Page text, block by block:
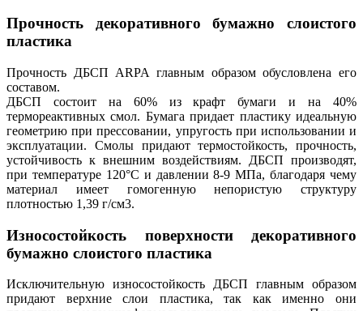
Прочность декоративного бумажно слоистого
пластика
Прочность ДБСП ARPA главным образом обусловлена его
составом.
ДБСП состоит на 60% из крафт бумаги и на 40%
термореактивных смол. Бумага придает пластику идеальную
геометрию при прессовании, упругость при использовании и
эксплуатации. Смолы придают термостойкость, прочность,
устойчивость к внешним воздействиям. ДБСП производят,
при температуре 120°C и давлении 8-9 МПа, благодаря чему
материал имеет гомогенную непористую структуру
плотностью 1,39 г/см3.
Износостойкость поверхности декоративного
бумажно слоистого пластика
Исключительную износостойкость ДБСП главным образом
придают верхние слои пластика, так как именно они